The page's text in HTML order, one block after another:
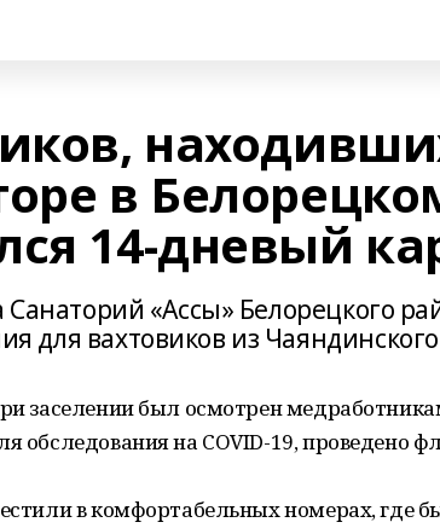
в
14-дневый
Санаторий «Ассы» Белорецкого
для вахтовиков из
заселении был осмотрен
обследования на COVID-19, проведено
в комфортабельных номерах, где